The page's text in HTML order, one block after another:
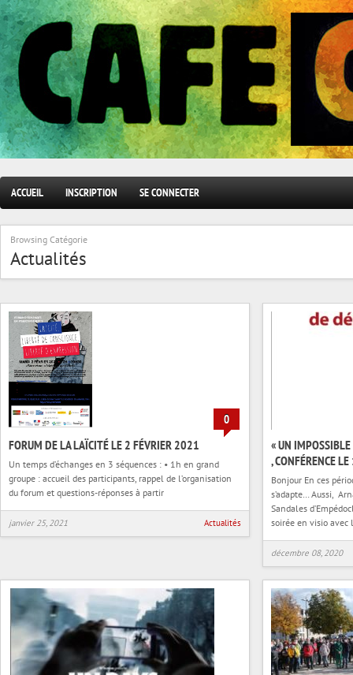
ACCUEIL INSCRIPTION SE CONNECTER
Browsing Catégorie
Actualités
0
FORUM DE LA LAÏCITÉ LE 2 FÉVRIER 2021
Un temps d’échanges en 3 séquences : • 1h en grand
groupe : accueil des participants, rappel de l’organisation
du forum et questions-réponses à partir
janvier 25, 2021 Actualités
« UN
, CONFÉRENCE
Bonjour En ces
s’adapte… Aussi,
Sandales
soirée en visio avec
décembre 08, 2020